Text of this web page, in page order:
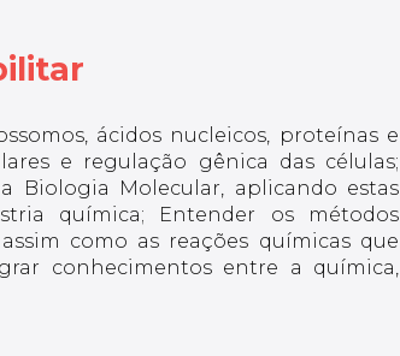
ácidos nucleicos, proteínas e
e regulação gênica das células;
Biologia Molecular, aplicando estas
química; Entender os métodos
como as reações químicas que
conhecimentos entre a química,